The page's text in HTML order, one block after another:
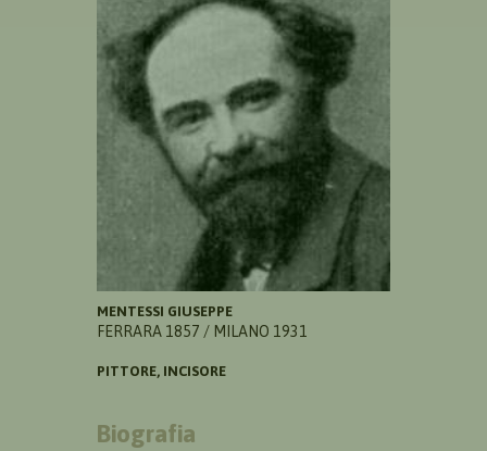
MENTESSI GIUSEPPE
FERRARA 1857 / MILANO 1931
PITTORE, INCISORE
Biografia